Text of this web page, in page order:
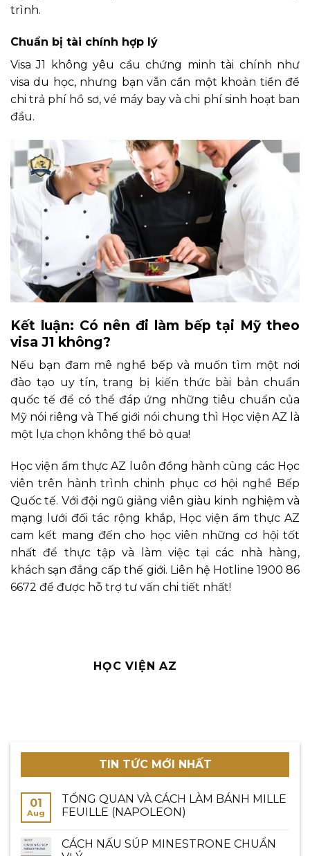
trình.
Chuẩn bị tài chính hợp lý
Visa J1 không yêu cầu chứng minh tài chính như
visa du học, nhưng bạn vẫn cần một khoản tiền để
chi trả phí hồ sơ, vé máy bay và chi phí sinh hoạt ban
đầu.
Kết luận: Có nên đi làm bếp tại Mỹ theo
visa J1 không?
Nếu bạn đam mê nghề bếp và muốn tìm một nơi
đào tạo uy tín, trang bị kiến thức bài bản chuẩn
quốc tế để có thể đáp ứng những tiêu chuẩn của
Mỹ nói riêng và Thế giới nói chung thì Học viện AZ là
một lựa chọn không thể bỏ qua!
Học viện ẩm thực AZ luôn đồng hành cùng các Học
viên trên hành trình chinh phục cơ hội nghề Bếp
Quốc tế. Với đội ngũ giảng viên giàu kinh nghiệm và
mạng lưới đối tác rộng khắp, Học viện ẩm thực AZ
cam kết mang đến cho học viên những cơ hội tốt
nhất để thực tập và làm việc tại các nhà hàng,
khách sạn đẳng cấp thế giới. Liên hệ Hotline 1900 86
6672 để được hỗ trợ tư vấn chi tiết nhất!
HỌC VIỆN AZ
TIN TỨC MỚI NHẤT
01
Aug
TỔNG QUAN VÀ CÁCH LÀM BÁNH MILLE
FEUILLE (NAPOLEON)
CÁCH NẤU SÚP MINESTRONE CHUẨN